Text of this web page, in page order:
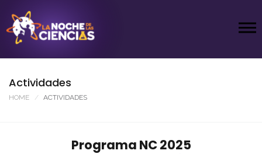
Actividades
HOME ACTIVIDADES
Programa NC 2025